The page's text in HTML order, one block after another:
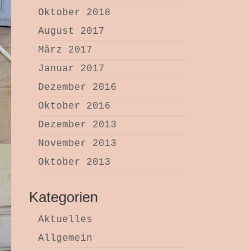
Oktober 2018
August 2017
März 2017
Januar 2017
Dezember 2016
Oktober 2016
Dezember 2013
November 2013
Oktober 2013
Kategorien
Aktuelles
Allgemein